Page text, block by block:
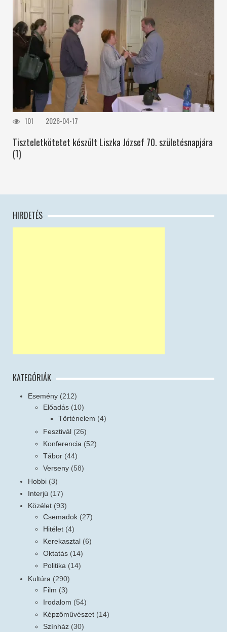
101 2026-04-17
Tiszteletkötetet készült Liszka József 70. születésnapjára
(1)
HIRDETÉS
KATEGÓRIÁK
Esemény (212)
Előadás (10)
Történelem (4)
Fesztivál (26)
Konferencia (52)
Tábor (44)
Verseny (58)
Hobbi (3)
Interjú (17)
Közélet (93)
Csemadok (27)
Hitélet (4)
Kerekasztal (6)
Oktatás (14)
Politika (14)
Kultúra (290)
Film (3)
Irodalom (54)
Képzőművészet (14)
Színház (30)